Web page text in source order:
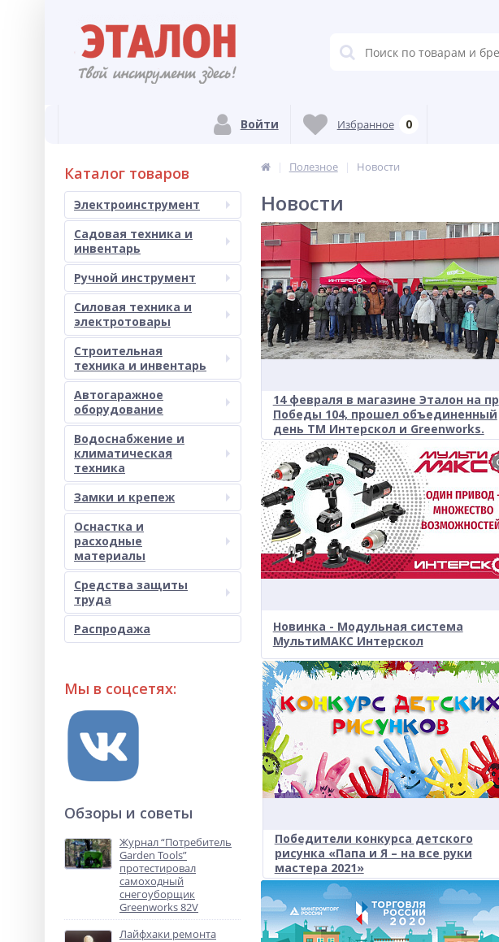
Войти Избранное 0
Каталог товаров
Электроинструмент
Садовая техника и
инвентарь
Ручной инструмент
Силовая техника и
электротовары
Строительная
техника и инвентарь
Автогаражное
оборудование
Водоснабжение и
климатическая
техника
Замки и крепеж
Оснастка и
расходные
материалы
Средства защиты
труда
Распродажа
Мы в соцсетях:
Обзоры и советы
Журнал “Потребитель
Garden Tools”
протестировал
самоходный
снегоуборщик
Greenworks 82V
Лайфхаки ремонта
Полезное Новости
Новости
14 февраля в магазине Эталон на пр
Победы 104, прошел объединенный
день ТМ Интерскол и Greenworks.
Новинка - Модульная система
МультиМАКС Интерскол
Победители конкурса детского
рисунка «Папа и Я – на все руки
мастера 2021»